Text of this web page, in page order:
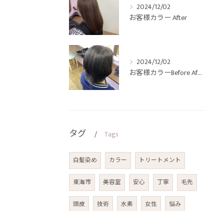
2024/12/02
お客様カラー After
2024/12/02
お客様カラーBefore After
タグ Tags
白髪染め カラー トリートメント
東海市 美容室 安心 丁寧 毛先
頭皮 技術 水素 女性 悩み